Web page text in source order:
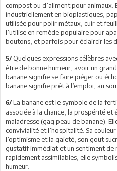
compost ou d’aliment pour animaux.
industriellement en bioplastiques,
utilisée pour polir métaux, cuir et
l’utilise en remède populaire pour
boutons, et parfois pour éclaircir les
5/Quelques expressions célèbres
être de bonne humeur, avoir un
banane signifie se faire piéger ou
banane signifie prêt à l’emploi, au
6/La banane est le symbole de la
associée à la chance, la prospérité et
maladresse (gag peau de banane).
convivialité et l’hospitalité. Sa
l’optimisme et la gaieté, son goût
gustatif immédiat et un sentiment de
rapidement assimilables, elle
humeur.